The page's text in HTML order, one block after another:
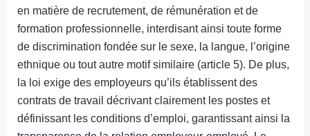
en matière de recrutement, de rémunération et de
formation professionnelle, interdisant ainsi toute forme
de discrimination fondée sur le sexe, la langue, l’origine
ethnique ou tout autre motif similaire (article 5). De plus,
la loi exige des employeurs qu’ils établissent des
contrats de travail décrivant clairement les postes et
définissant les conditions d’emploi, garantissant ainsi la